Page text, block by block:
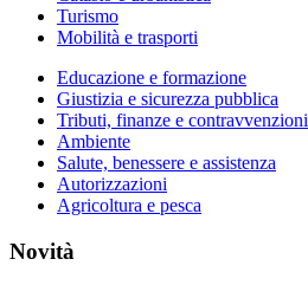
Turismo
Mobilità e trasporti
Educazione e formazione
Giustizia e sicurezza pubblica
Tributi, finanze e contravvenzioni
Ambiente
Salute, benessere e assistenza
Autorizzazioni
Agricoltura e pesca
Novità